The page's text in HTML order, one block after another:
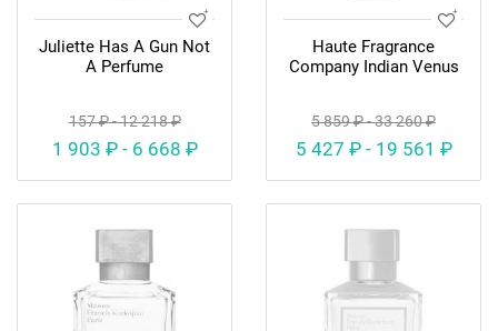
Juliette Has A Gun Not
A Perfume
157 ₽ - 12 218 ₽
1 903 ₽ - 6 668 ₽
Haute Fragrance
Company Indian Venus
5 859 ₽ - 33 260 ₽
5 427 ₽ - 19 561 ₽